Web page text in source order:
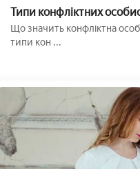
Типи конфліктних
робити??
Що значить конфліктна
типи кон ...